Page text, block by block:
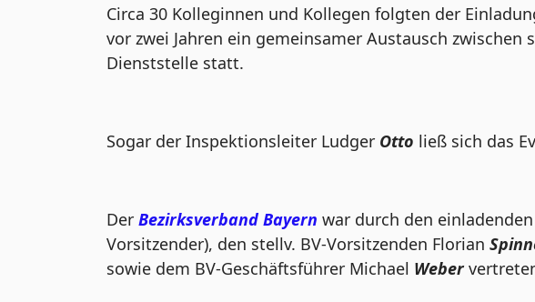
Circa 30 Kolleginnen und Kollegen folgten der
vor zwei Jahren ein gemeinsamer Austausch
Dienststelle statt.
Sogar der Inspektionsleiter Ludger Otto ließ sich das
Der Bezirksverband Bayern war durch den
Vorsitzender), den stellv. BV-Vorsitzenden Florian
sowie dem BV-Geschäftsführer Michael Weber